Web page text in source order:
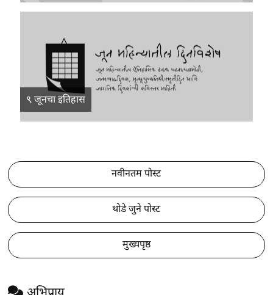
९ जूनचा इतिहास
नवीनतम पोस्ट
थोडे जुने पोस्ट
मुख्यपृष्ठ
अभिप्राय